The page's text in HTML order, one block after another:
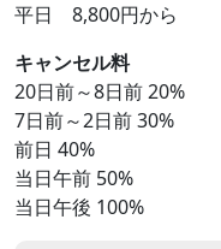
平日 8,800円から
キャンセル料
20日前～8日前 20%
7日前～2日前 30%
前日 40%
当日午前 50%
当日午後 100%